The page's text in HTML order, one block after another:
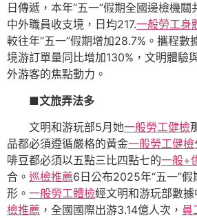
日傳遞，本年“五一”假期全國邊檢機
中外職員收支境，日均217.一般勞工身
較往年“五一”假期增加28.7%。攜程數
境游訂單量同比增加130%，文明體驗
外游客的焦點動力。
■文旅弄法多
文明和游玩部5月她一般勞工健檢
品都必須遵循嚴格的黃金一般勞工健檢
啡豆都必須以五點三比四點七的一般+
合。 巡檢推薦6日公布2025年“五一”
形。 一般勞工體檢經文明和游玩部數
檢推薦 ，全國國際出游3.14億人次， 員